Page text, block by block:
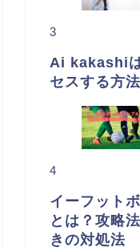
3
Ai kakashi
セスする方
4
イーフット
とは？攻略
きの対処法